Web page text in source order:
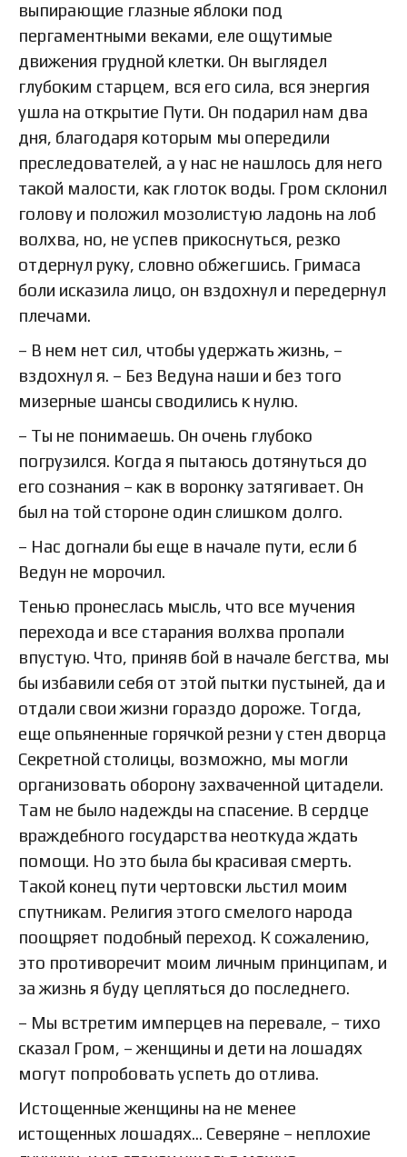
выпирающие глазные яблоки под
пергаментными веками, еле ощутимые
движения грудной клетки. Он выглядел
глубоким старцем, вся его сила, вся энергия
ушла на открытие Пути. Он подарил нам два
дня, благодаря которым мы опередили
преследователей, а у нас не нашлось для него
такой малости, как глоток воды. Гром склонил
голову и положил мозолистую ладонь на лоб
волхва, но, не успев прикоснуться, резко
отдернул руку, словно обжегшись. Гримаса
боли исказила лицо, он вздохнул и передернул
плечами.
– В нем нет сил, чтобы удержать жизнь, –
вздохнул я. – Без Ведуна наши и без того
мизерные шансы сводились к нулю.
– Ты не понимаешь. Он очень глубоко
погрузился. Когда я пытаюсь дотянуться до
его сознания – как в воронку затягивает. Он
был на той стороне один слишком долго.
– Нас догнали бы еще в начале пути, если б
Ведун не морочил.
Тенью пронеслась мысль, что все мучения
перехода и все старания волхва пропали
впустую. Что, приняв бой в начале бегства, мы
бы избавили себя от этой пытки пустыней, да и
отдали свои жизни гораздо дороже. Тогда,
еще опьяненные горячкой резни у стен дворца
Секретной столицы, возможно, мы могли
организовать оборону захваченной цитадели.
Там не было надежды на спасение. В сердце
враждебного государства неоткуда ждать
помощи. Но это была бы красивая смерть.
Такой конец пути чертовски льстил моим
спутникам. Религия этого смелого народа
поощряет подобный переход. К сожалению,
это противоречит моим личным принципам, и
за жизнь я буду цепляться до последнего.
– Мы встретим имперцев на перевале, – тихо
сказал Гром, – женщины и дети на лошадях
могут попробовать успеть до отлива.
Истощенные женщины на не менее
истощенных лошадях… Северяне – неплохие